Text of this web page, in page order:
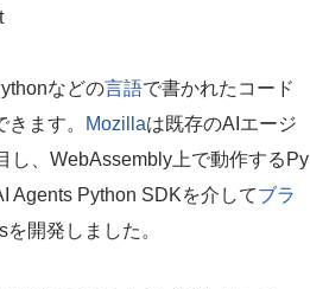
などの言語で書かれたコード
ます。 Mozillaは既存のAIエージ
し、WebAssembly上で動作するPy
Agents Python SDKを介してブラ
開発しました。